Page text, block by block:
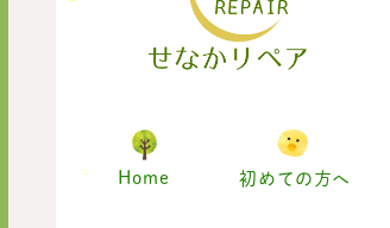
Home 初めての方へ